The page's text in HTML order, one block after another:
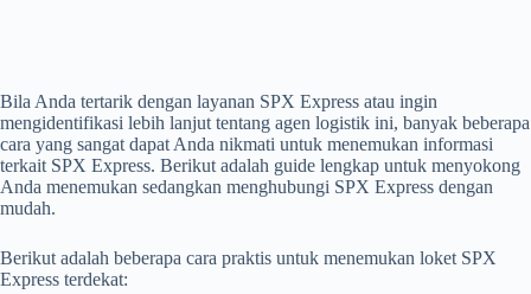
Bila Anda tertarik dengan layanan SPX Express atau ingin
mengidentifikasi lebih lanjut tentang agen logistik ini, banyak beberapa
cara yang sangat dapat Anda nikmati untuk menemukan informasi
terkait SPX Express. Berikut adalah guide lengkap untuk menyokong
Anda menemukan sedangkan menghubungi SPX Express dengan
mudah.
Berikut adalah beberapa cara praktis untuk menemukan loket SPX
Express terdekat: